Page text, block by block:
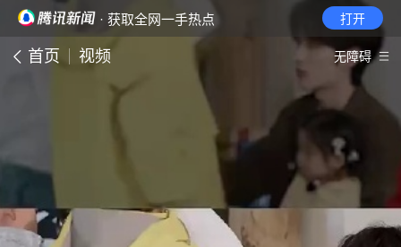
· 获取全网一手热点 打开
首页 视频 无障碍